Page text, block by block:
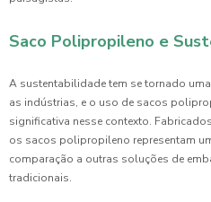
Saco Polipropileno e
A sustentabilidade tem se tornado
as indústrias, e o uso de sacos
significativa nesse contexto.
os sacos polipropileno representam
comparação a outras soluções de
tradicionais.